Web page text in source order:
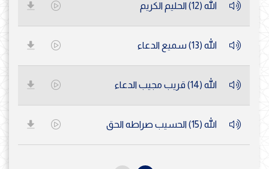
الله (12) الحليم الكريم
الله (13) سميع الدعاء
الله (14) قريب مجيب الدعاء
الله (15) الحسيب صراطه الحق